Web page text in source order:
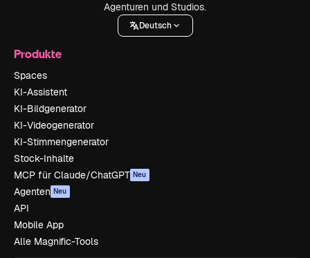
Agenturen und Studios.
Deutsch
Produkte
Spaces
KI-Assistent
KI-Bildgenerator
KI-Videogenerator
KI-Stimmengenerator
Stock-Inhalte
MCP für Claude/ChatGPT Neu
Agenten Neu
API
Mobile App
Alle Magnific-Tools